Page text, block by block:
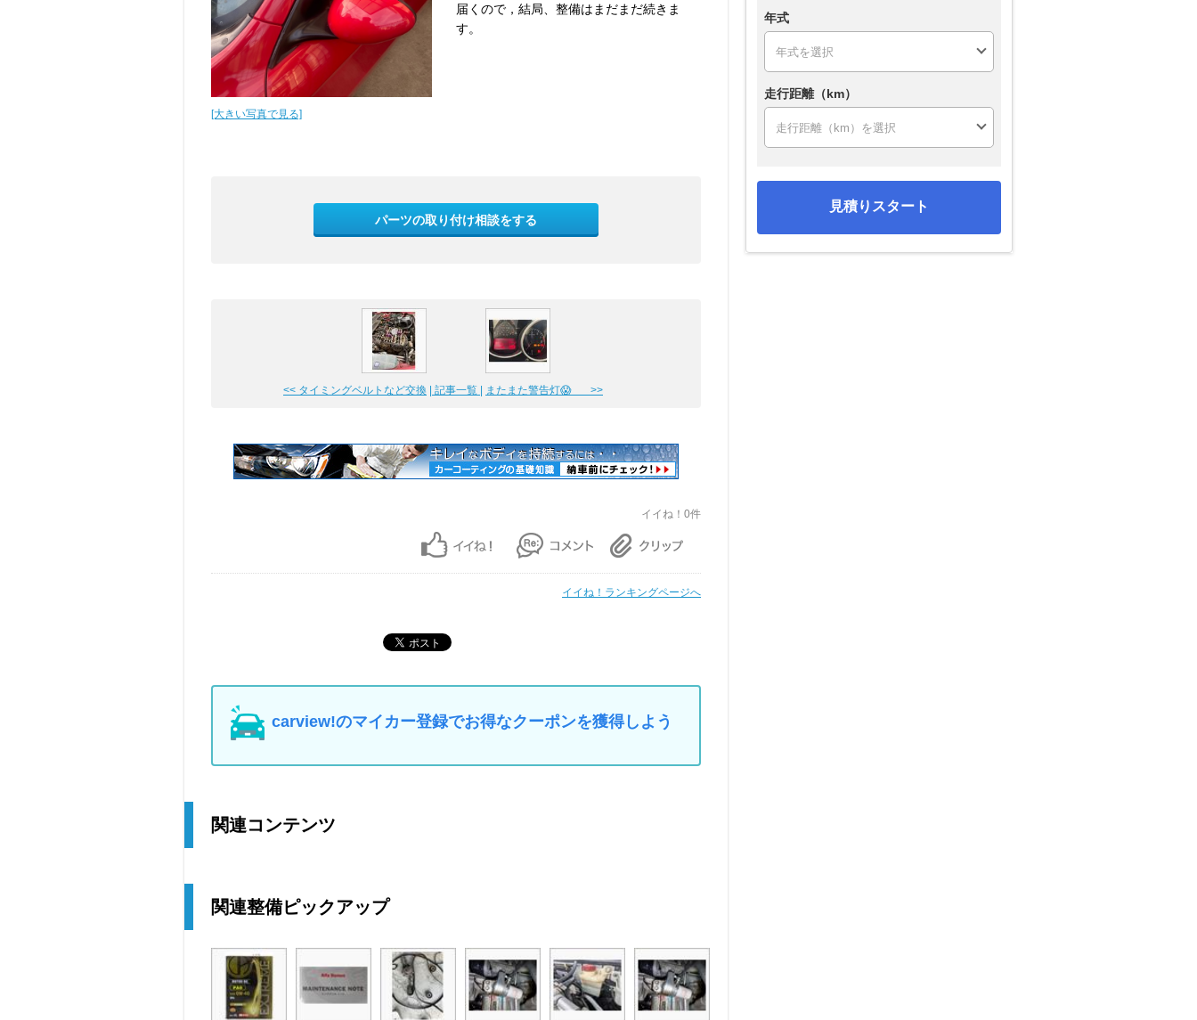
[大きい写真で見る]
届くので，結局、整備はまだまだ続きま
す。
パーツの取り付け相談をする
<< タイミングベルトなど交換 | 記事一覧 | またまた警告灯😱 >>
イイね！0件
イイね！ランキングページへ
carview!のマイカー登録でお得なクーポンを獲得しよう
関連コンテンツ
関連整備ピックアップ
年式
走行距離（km）
見積りスタート